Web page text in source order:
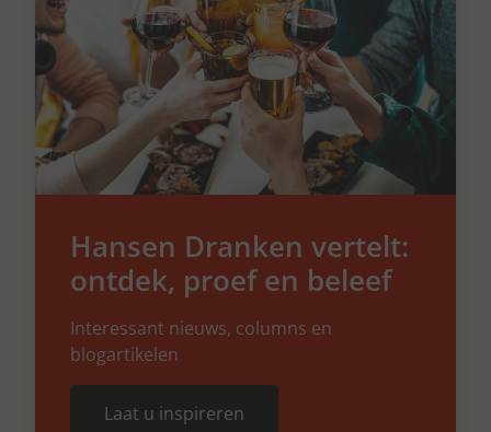
Hansen Dranken vertelt:
ontdek, proef en beleef
Interessant nieuws, columns en
blogartikelen
Laat u inspireren